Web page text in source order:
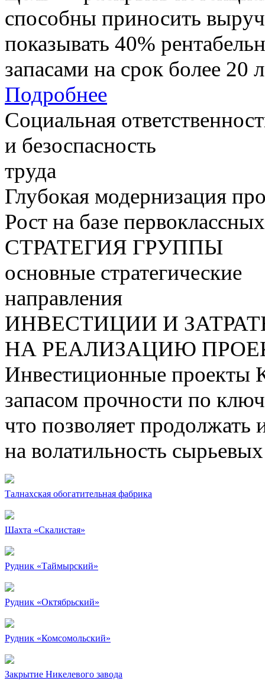
способны приносить
показывать 40%
запасами на срок более 20
Подробнее
Социальная
и безоспасность
труда
Глубокая модернизация
Рост на базе
СТРАТЕГИЯ ГРУППЫ
основные стратегические
направления
ИНВЕСТИЦИИ И
НА РЕАЛИЗАЦИЮ
Инвестиционные проекты
запасом прочности по
что позволяет продолжать
на волатильность
Талнахская обогатительная фабрика
Шахта «Скалистая»
Рудник «Таймырский»
Рудник «Октябрьский»
Рудник «Комсомольский»
Закрытие Никелевого завода